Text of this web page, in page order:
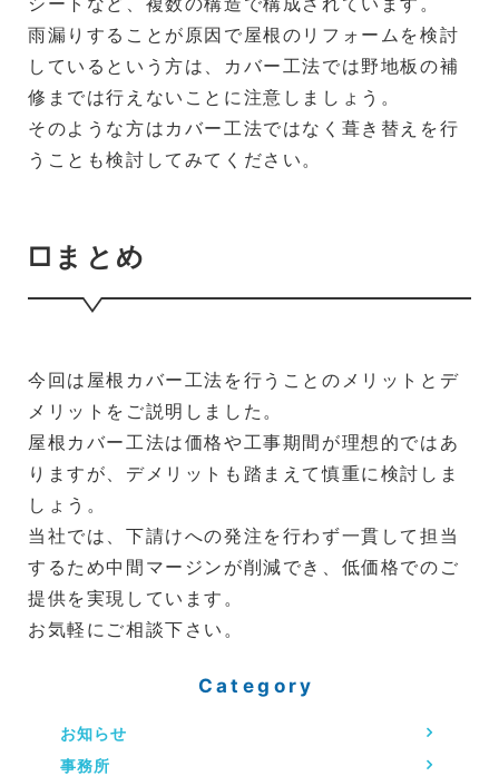
雨漏りすることが原因で屋根のリフォームを検討
しているという方は、カバー工法では野地板の補
修までは行えないことに注意しましょう。
そのような方はカバー工法ではなく葺き替えを行
うことも検討してみてください。
□まとめ
今回は屋根カバー工法を行うことのメリットとデ
メリットをご説明しました。
屋根カバー工法は価格や工事期間が理想的ではあ
りますが、デメリットも踏まえて慎重に検討しま
しょう。
当社では、下請けへの発注を行わず一貫して担当
するため中間マージンが削減でき、低価格でのご
提供を実現しています。
お気軽にご相談下さい。
Category
お知らせ
事務所